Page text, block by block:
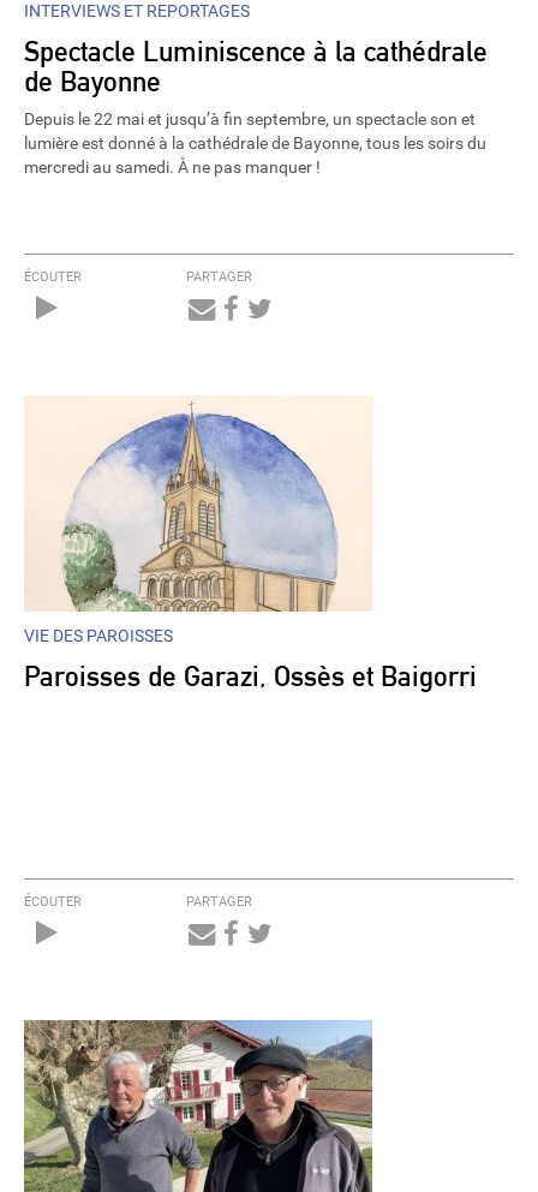
INTERVIEWS ET REPORTAGES
Spectacle Luminiscence à la cathédrale
de Bayonne
Depuis le 22 mai et jusqu’à fin septembre, un spectacle son et
lumière est donné à la cathédrale de Bayonne, tous les soirs du
mercredi au samedi. À ne pas manquer !
ÉCOUTER PARTAGER
VIE DES PAROISSES
Paroisses de Garazi, Ossès et Baigorri
ÉCOUTER PARTAGER